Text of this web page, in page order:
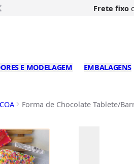
Frete fixo
E MODELAGEM EMBALAGENS
Forma de Chocolate Tablete/